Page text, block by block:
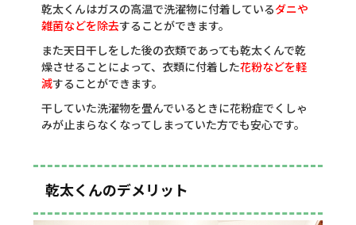
乾太くんはガスの高温で洗濯物に付着しているダニや
雑菌などを除去することができます。
また天日干しをした後の衣類であっても乾太くんで乾
燥させることによって、衣類に付着した花粉などを軽
減することができます。
干していた洗濯物を畳んでいるときに花粉症でくしゃ
みが止まらなくなってしまっていた方でも安心です。
乾太くんのデメリット